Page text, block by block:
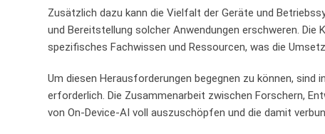
Zusätzlich ⁣dazu kann die ​Vielfalt der Geräte⁣ und⁤
und Bereitstellung solcher Anwendungen ‌erschweren.
spezifisches Fachwissen ⁣und Ressourcen, was die
Um ‍diesen Herausforderungen begegnen⁢ zu können,
erforderlich. Die ⁤Zusammenarbeit ⁣zwischen Forschern,
von On-Device-AI voll auszuschöpfen und⁤ die⁣ damit